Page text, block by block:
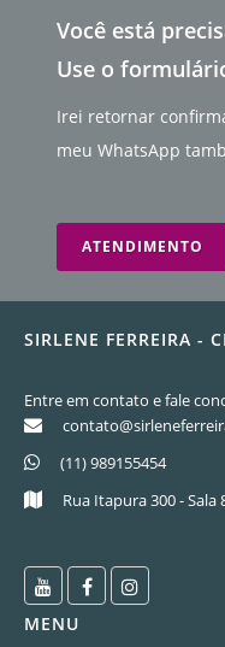
Você está
Use o
Irei retornar
meu WhatsApp
ATENDIMENTO
SIRLENE FERREIRA -
Entre em contato e fale
(11) 989155454
Rua Itapura 300 - Sala
MENU